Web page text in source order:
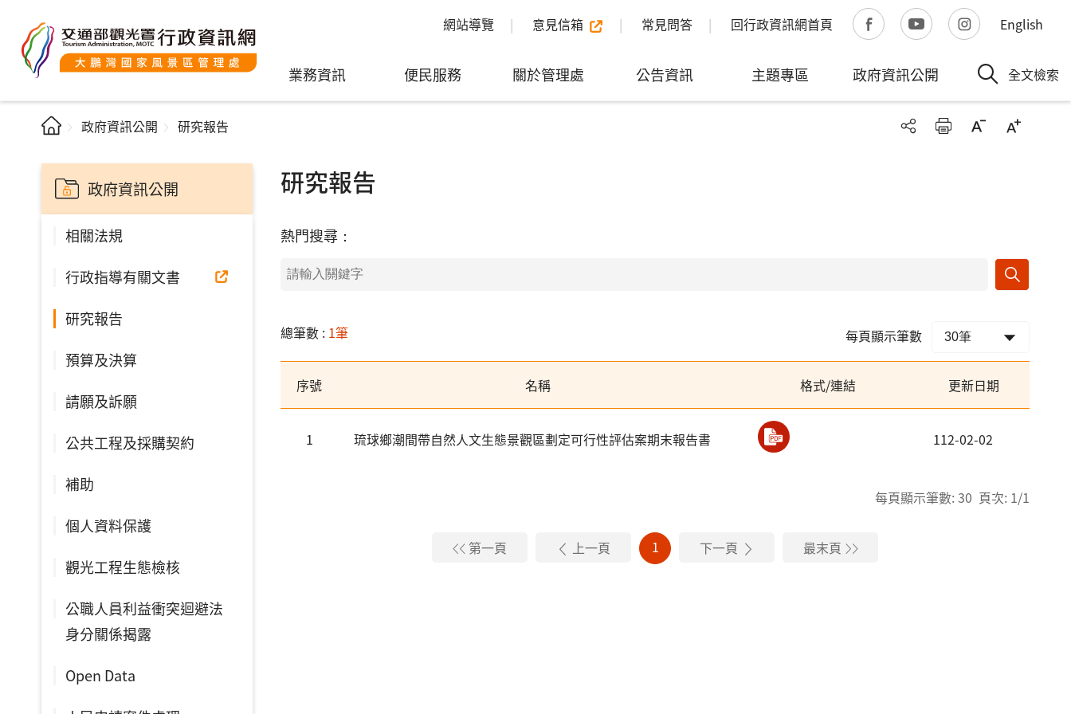
網站導覽 意見信箱 常見問答 回行政資訊網首頁 English
業務資訊 便民服務 關於管理處 公告資訊 主題專區 政府資訊公開 全文檢索
政府資訊公開 研究報告
政府資訊公開
相關法規
行政指導有關文書
研究報告
預算及決算
請願及訴願
公共工程及採購契約
補助
個人資料保護
觀光工程生態檢核
公職人員利益衝突迴避法
身分關係揭露
Open Data
研究報告
熱門搜尋：
總筆數 : 1筆 每頁顯示筆數
序號 名稱 格式/連結 更新日期
1 琉球鄉潮間帶自然人文生態景觀區劃定可行性評估案期末報告書 112-02-02
每頁顯示筆數: 30 頁次: 1/1
第一頁 上一頁 1 下一頁 最末頁